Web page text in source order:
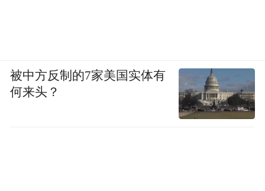
被中方反制的7家美国实体有
何来头？